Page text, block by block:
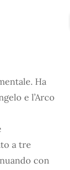
Ha
e l’Arco
a tre
con